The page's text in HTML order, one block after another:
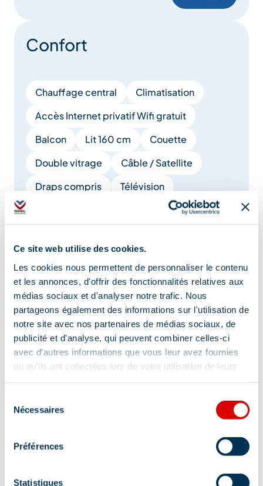
Ce site web utilise des cookies.
Les cookies nous permettent de personnaliser le contenu
et les annonces, d'offrir des fonctionnalités relatives aux
médias sociaux et d'analyser notre trafic. Nous
partageons également des informations sur l'utilisation de
notre site avec nos partenaires de médias sociaux, de
publicité et d'analyse, qui peuvent combiner celles-ci
avec d'autres informations que vous leur avez fournies
ou qu'ils ont collectées lors de votre utilisation de leurs
Nécessaires
Préférences
Statistiques
Confort
Chauffage central
Climatisation
Accès Internet privatif Wifi gratuit
Balcon
Lit 160 cm
Couette
Double vitrage
Câble / Satellite
Draps compris
Télévision
4 salles de bain (privées) et plus
Canapé
Matériel Bébé
Afficher +